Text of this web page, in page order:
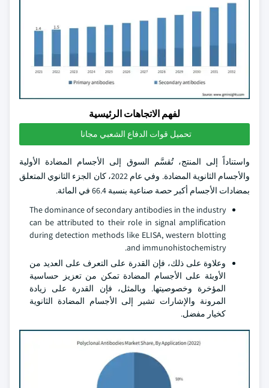
لفهم الاتجاهات الرئيسية
تحميل قوات الدفاع الشعبي مجانا
واستناداً إلى المنتج، تُقسَّم السوق إلى الأجسام المضادة الأولية
والأجسام الثانوية المضادة. وفي عام 2022، كان الجزء الثانوي المتعلق
بمضادات الأجسام أكبر حصة صناعية بنسبة 66.4 في المائة.
The dominance of secondary antibodies in the industry
can be attributed to their role in signal amplification
during detection methods like ELISA, western blotting
and immunohistochemistry.
وعلاوة على ذلك، فإن القدرة على التعرف على العديد من
الأوبئة على الأجسام المضادة تمكن من تعزيز حساسية
المؤخرة وخصوصيتها. وبالمثل، فإن القدرة على زيادة
المرونة والإشارات تشير إلى الأجسام المضادة الثانوية
كخيار مفضل.